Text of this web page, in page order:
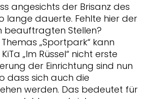
angesichts der Brisanz des
lange dauerte. Fehlte hier der
beauftragten Stellen?
„Sportpark“ kann
„Im Rüssel“ nicht erste
der Einrichtung sind nun
dass sich auch die
werden. Das bedeutet für